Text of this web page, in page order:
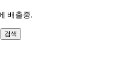
배출중.